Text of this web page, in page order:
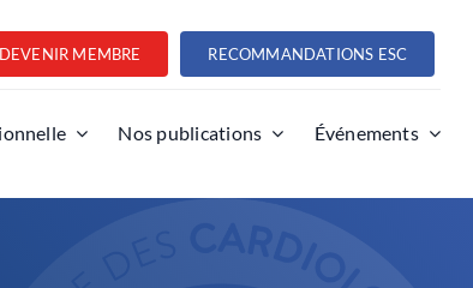
DEVENIR MEMBRE RECOMMANDATIONS ESC
Nos publications Événements